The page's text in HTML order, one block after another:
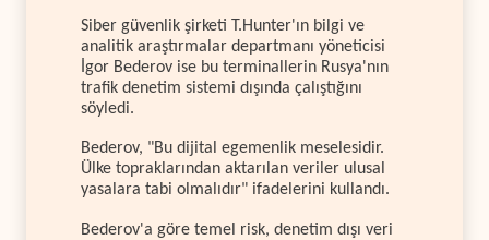
Siber güvenlik şirketi T.Hunter'ın bilgi ve
analitik araştırmalar departmanı yöneticisi
İgor Bederov ise bu terminallerin Rusya'nın
trafik denetim sistemi dışında çalıştığını
söyledi.
Bederov, "Bu dijital egemenlik meselesidir.
Ülke topraklarından aktarılan veriler ulusal
yasalara tabi olmalıdır" ifadelerini kullandı.
Bederov'a göre temel risk, denetim dışı veri